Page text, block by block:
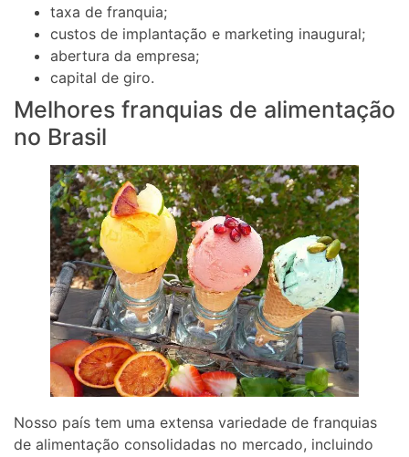
taxa de franquia;
custos de implantação e marketing inaugural;
abertura da empresa;
capital de giro.
Melhores franquias de alimentação
no Brasil
Nosso país tem uma extensa variedade de franquias
de alimentação consolidadas no mercado, incluindo